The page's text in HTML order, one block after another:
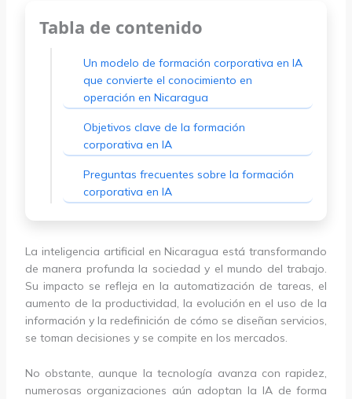
Tabla de contenido
Un modelo de formación corporativa en IA
que convierte el conocimiento en
operación en Nicaragua
Objetivos clave de la formación
corporativa en IA
Preguntas frecuentes sobre la formación
corporativa en IA
La inteligencia artificial en Nicaragua está transformando
de manera profunda la sociedad y el mundo del trabajo.
Su impacto se refleja en la automatización de tareas, el
aumento de la productividad, la evolución en el uso de la
información y la redefinición de cómo se diseñan servicios,
se toman decisiones y se compite en los mercados.
No obstante, aunque la tecnología avanza con rapidez,
numerosas organizaciones aún adoptan la IA de forma